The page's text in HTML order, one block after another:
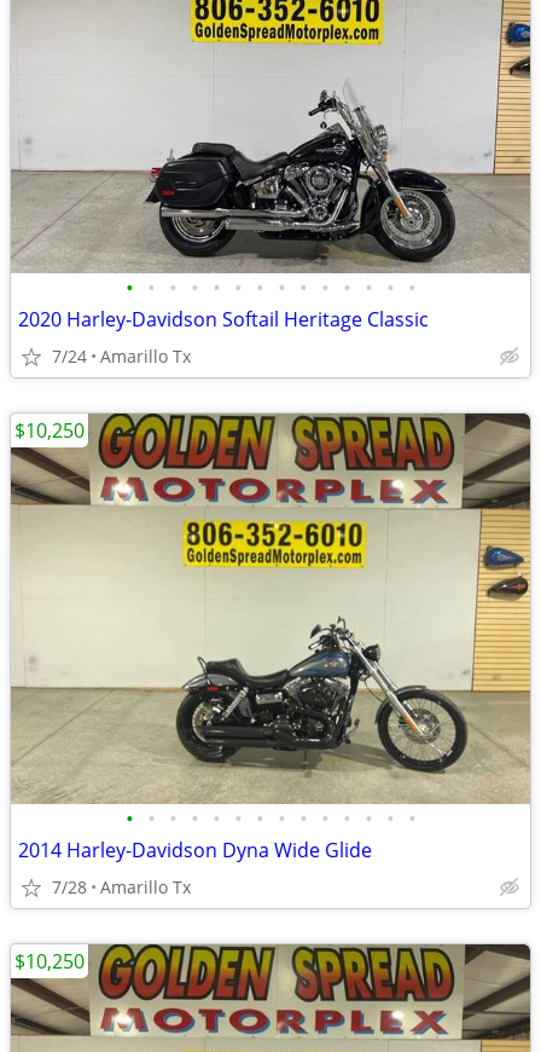
• • • • • • • • • • • • • •
2020 Harley-Davidson Softail Heritage Classic
7/24 Amarillo Tx
• • • • • • • • • • • • • •
2014 Harley-Davidson Dyna Wide Glide
7/28 Amarillo Tx
$10,250
$10,250